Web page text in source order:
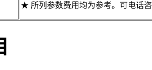
★ 所列参数费用均为参考。可电话